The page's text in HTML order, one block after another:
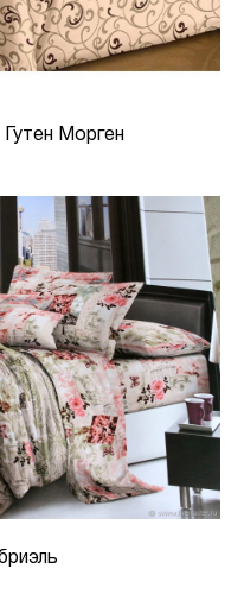
Гутен Морген